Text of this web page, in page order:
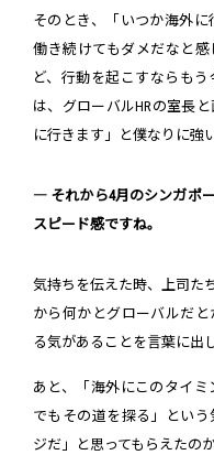
そのとき、「いつか海外
働き続けてもダメだなと
ど、行動を起こすならも
は、グローバルHRの室長
に行きます」と僕なりに強
― それから4月のシンガポ
スピード感ですね。
気持ちを伝えた時、上司た
から何かとグローバルだ
る気があることを言葉に出
あと、「海外にこのタイ
でもその道を探る」とい
ジだ」と思ってもらえたの